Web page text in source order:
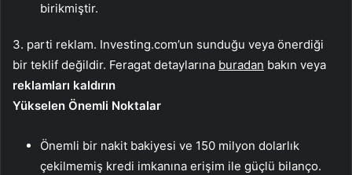
birikmiştir.
3. parti reklam. Investing.com’un sunduğu veya önerdiği
bir teklif değildir. Feragat detaylarına buradan bakın veya
reklamları kaldırın
Yükselen Önemli Noktalar
Önemli bir nakit bakiyesi ve 150 milyon dolarlık
çekilmemiş kredi imkanına erişim ile güçlü bilanço.